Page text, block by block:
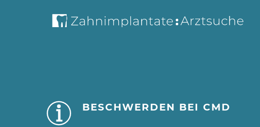
BESCHWERDEN BEI CMD